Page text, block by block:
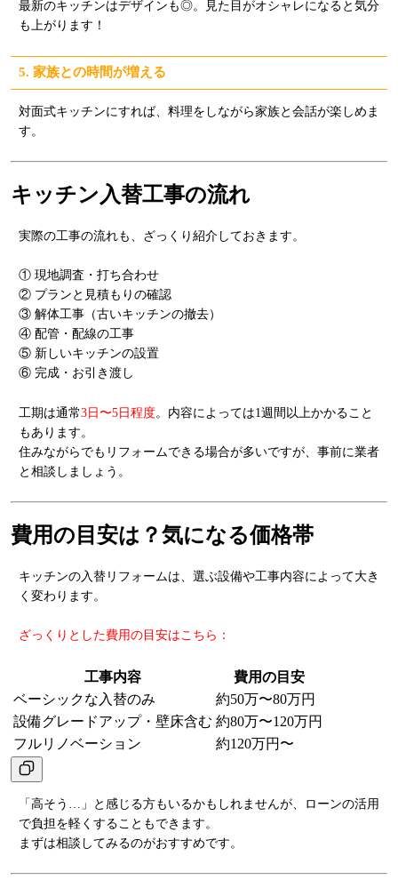
最新のキッチンはデザインも◎。見た目がオシャレになると気分
も上がります！
5. 家族との時間が増える
対面式キッチンにすれば、料理をしながら家族と会話が楽しめま
す。
キッチン入替工事の流れ
実際の工事の流れも、ざっくり紹介しておきます。
① 現地調査・打ち合わせ
② プランと見積もりの確認
③ 解体工事（古いキッチンの撤去）
④ 配管・配線の工事
⑤ 新しいキッチンの設置
⑥ 完成・お引き渡し
工期は通常3日〜5日程度。内容によっては1週間以上かかること
もあります。
住みながらでもリフォームできる場合が多いですが、事前に業者
と相談しましょう。
費用の目安は？気になる価格帯
キッチンの入替リフォームは、選ぶ設備や工事内容によって大き
く変わります。
ざっくりとした費用の目安はこちら：
工事内容
費用の目安
ベーシックな入替のみ
約50万〜80万円
設備グレードアップ・壁床含む 約80万〜120万円
フルリノベーション
約120万円〜
「高そう…」と感じる方もいるかもしれませんが、ローンの活用
で負担を軽くすることもできます。
まずは相談してみるのがおすすめです。